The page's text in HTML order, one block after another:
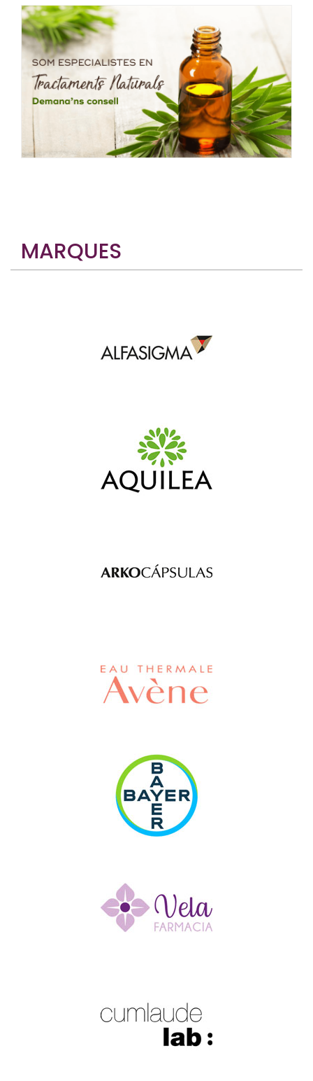
MARQUES